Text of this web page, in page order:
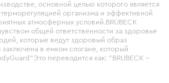
основной целью которого является
организма и эффективной
атмосферных условий.BRUBECK
общей ответственности за здоровье
которые ведут здоровый образ
в емком слогане, который
переводится как: "BRUBECK –